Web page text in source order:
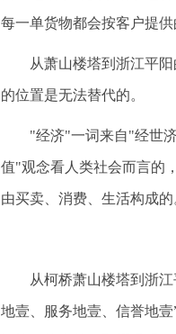
每一单货物都会按客户提
从萧山楼塔到浙江平
的位置是无法替代的。
"经济"一词来自"经世
值"观念看人类社会而言的
由买卖、消费、生活构成的
从柯桥萧山楼塔到浙
地壹、服务地壹、信誉地